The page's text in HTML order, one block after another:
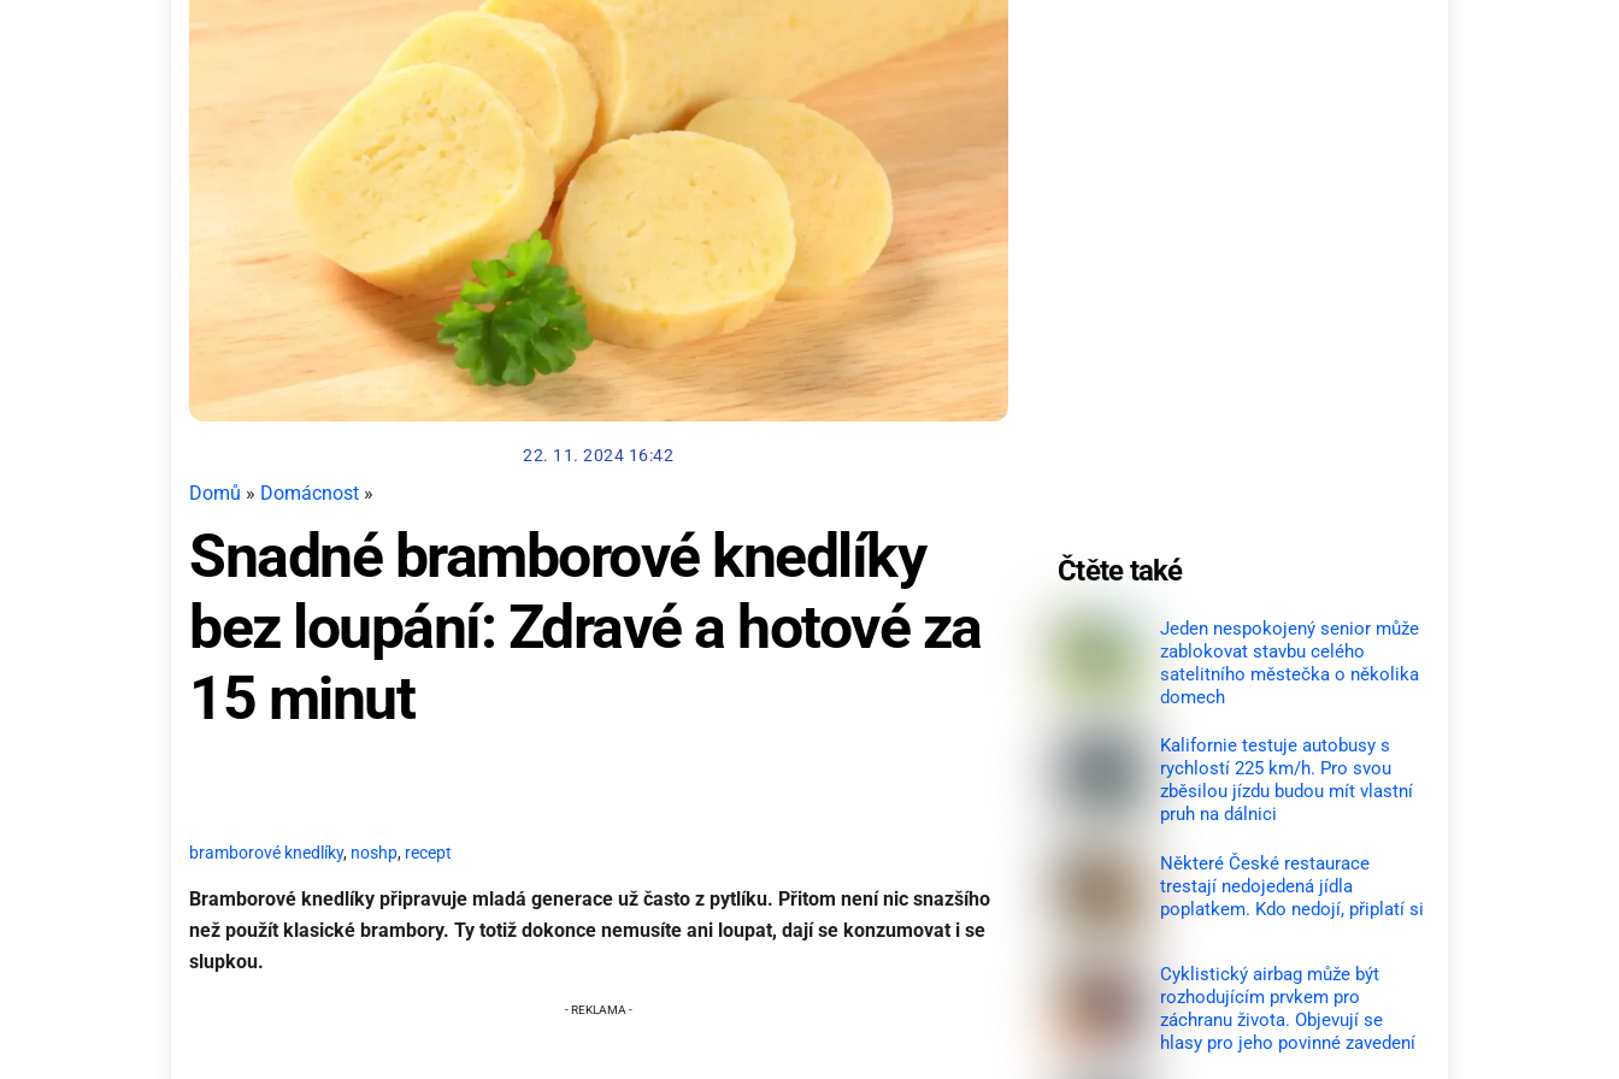
22. 11. 2024 16:42
Domů » Domácnost »
Snadné bramborové knedlíky
bez loupání: Zdravé a hotové za
15 minut
bramborové knedlíky, noshp, recept
Bramborové knedlíky připravuje mladá generace už často z pytlíku. Přitom není nic snazšího
než použít klasické brambory. Ty totiž dokonce nemusíte ani loupat, dají se konzumovat i se
slupkou.
Čtěte také
Jeden nespokojený senior může
zablokovat stavbu celého
satelitního městečka o několika
domech
Kalifornie testuje autobusy s
rychlostí 225 km/h. Pro svou
zběsilou jízdu budou mít vlastní
pruh na dálnici
Některé České restaurace
trestají nedojedená jídla
poplatkem. Kdo nedojí, připlatí si
Cyklistický airbag může být
rozhodujícím prvkem pro
záchranu života. Objevují se
hlasy pro jeho povinné zavedení